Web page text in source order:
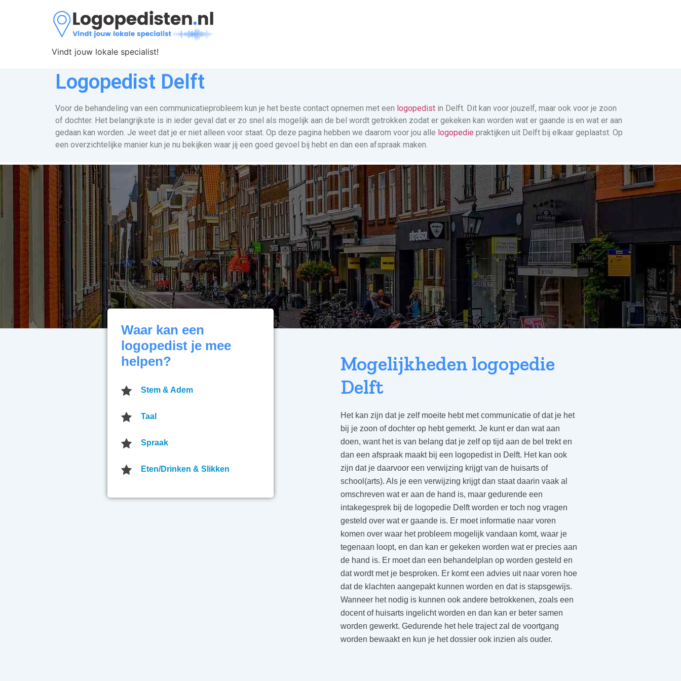
Vindt jouw lokale specialist!
Logopedist Delft
Voor de behandeling van een communicatieprobleem kun je het beste contact opnemen met een logopedist in Delft. Dit kan voor jouzelf, maar ook voor je zoon
of dochter. Het belangrijkste is in ieder geval dat er zo snel als mogelijk aan de bel wordt getrokken zodat er gekeken kan worden wat er gaande is en wat er aan
gedaan kan worden. Je weet dat je er niet alleen voor staat. Op deze pagina hebben we daarom voor jou alle logopedie praktijken uit Delft bij elkaar geplaatst. Op
een overzichtelijke manier kun je nu bekijken waar jij een goed gevoel bij hebt en dan een afspraak maken.
Waar kan een
logopedist je mee
helpen?
Stem & Adem
Taal
Spraak
Eten/Drinken & Slikken
Mogelijkheden logopedie
Delft
Het kan zijn dat je zelf moeite hebt met communicatie of dat je het
bij je zoon of dochter op hebt gemerkt. Je kunt er dan wat aan
doen, want het is van belang dat je zelf op tijd aan de bel trekt en
dan een afspraak maakt bij een logopedist in Delft. Het kan ook
zijn dat je daarvoor een verwijzing krijgt van de huisarts of
school(arts). Als je een verwijzing krijgt dan staat daarin vaak al
omschreven wat er aan de hand is, maar gedurende een
intakegesprek bij de logopedie Delft worden er toch nog vragen
gesteld over wat er gaande is. Er moet informatie naar voren
komen over waar het probleem mogelijk vandaan komt, waar je
tegenaan loopt, en dan kan er gekeken worden wat er precies aan
de hand is. Er moet dan een behandelplan op worden gesteld en
dat wordt met je besproken. Er komt een advies uit naar voren hoe
dat de klachten aangepakt kunnen worden en dat is stapsgewijs.
Wanneer het nodig is kunnen ook andere betrokkenen, zoals een
docent of huisarts ingelicht worden en dan kan er beter samen
worden gewerkt. Gedurende het hele traject zal de voortgang
worden bewaakt en kun je het dossier ook inzien als ouder.